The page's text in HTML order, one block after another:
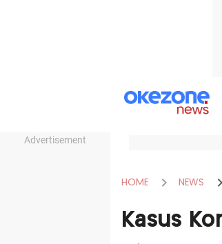
Advertisement
HOME NEWS
Kasus